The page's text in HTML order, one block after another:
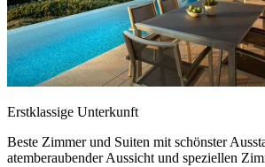
Erstklassige Unterkunft
Beste Zimmer und Suiten mit schönster
atemberaubender Aussicht und speziellen